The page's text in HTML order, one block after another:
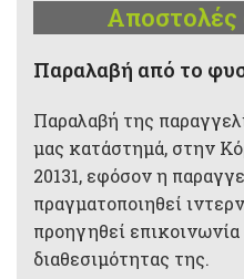
Αποστολές
Παραλαβή από το
Παραλαβή της
μας κατάστημά, στην
20131, εφόσον η
πραγματοποιηθεί
προηγηθεί
διαθεσιμότητας της.